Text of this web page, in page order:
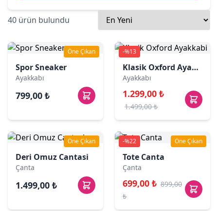
40 ürün bulundu
Öne Çıkan
Spor Sneaker
Ayakkabı
799,00 ₺
-%13
Klasik Oxford Ayakkabi
Ayakkabı
1.299,00 ₺
1.499,00 ₺
Öne Çıkan
Deri Omuz Cantasi
Çanta
1.499,00 ₺
-%22 Öne Çıkan
Tote Canta
Çanta
699,00 ₺ 899,00
₺